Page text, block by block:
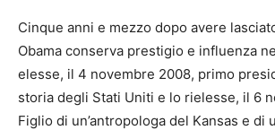
Cinque anni e mezzo dopo avere
Obama conserva prestigio e influenza
elesse, il 4 novembre 2008, primo
storia degli Stati Uniti e lo rielesse, il 6
Figlio di un’antropologa del Kansas e di